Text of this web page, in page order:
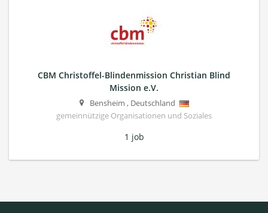
CBM Christoffel-Blindenmission Christian Blind
Mission e.V.
Bensheim , Deutschland
gemeinnützige Organisationen und Soziales
1 job